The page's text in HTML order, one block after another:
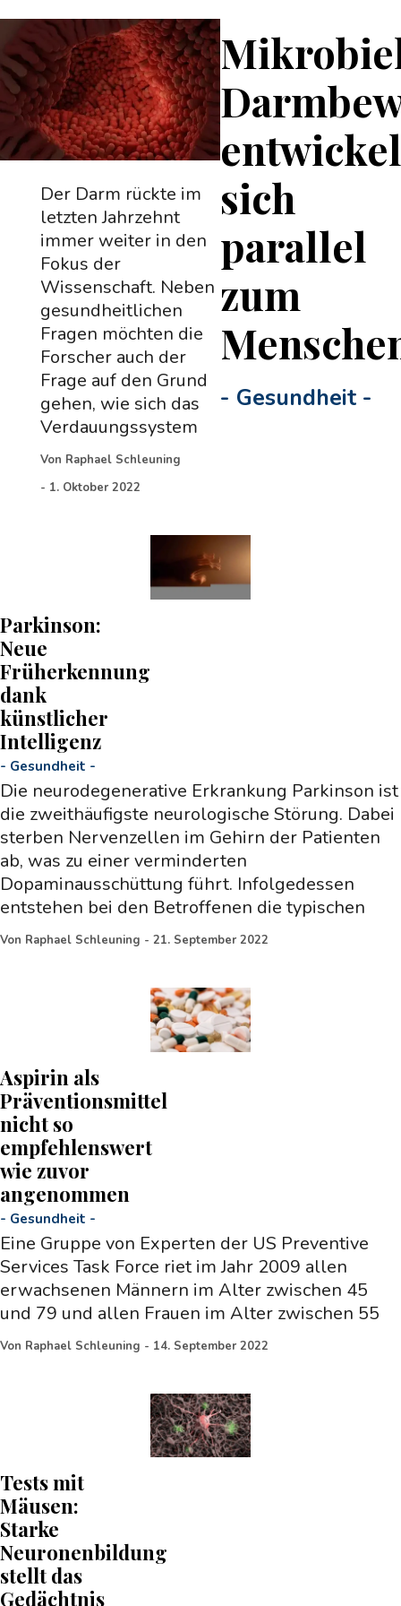
sich
parallel
zum
- Gesundheit -
Der Darm rückte im
letzten Jahrzehnt
immer weiter in den
Fokus der
Wissenschaft. Neben
gesundheitlichen
Fragen möchten die
Forscher auch der
Frage auf den Grund
gehen, wie sich das
Verdauungssystem
Von Raphael Schleuning
- 1. Oktober 2022
Parkinson:
Neue
Früherkennung
dank
künstlicher
Intelligenz
- Gesundheit -
Die neurodegenerative Erkrankung Parkinson ist
die zweithäufigste neurologische Störung. Dabei
sterben Nervenzellen im Gehirn der Patienten
ab, was zu einer verminderten
Dopaminausschüttung führt. Infolgedessen
entstehen bei den Betroffenen die typischen
Von Raphael Schleuning - 21. September 2022
Aspirin als
Präventionsmittel
nicht so
empfehlenswert
wie zuvor
angenommen
- Gesundheit -
Eine Gruppe von Experten der US Preventive
Services Task Force riet im Jahr 2009 allen
erwachsenen Männern im Alter zwischen 45
und 79 und allen Frauen im Alter zwischen 55
Von Raphael Schleuning - 14. September 2022
Tests mit
Mäusen:
Starke
Neuronenbildung
stellt das
Gedächtnis